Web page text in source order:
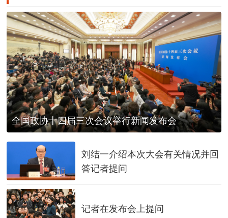
全国政协十四届三次会议举行新闻发布会
刘结一介绍本次大会有关情况并回
答记者提问
记者在发布会上提问